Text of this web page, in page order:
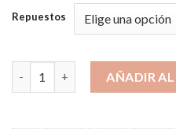
Repuestos
Repuestos de LentesAÑADIR